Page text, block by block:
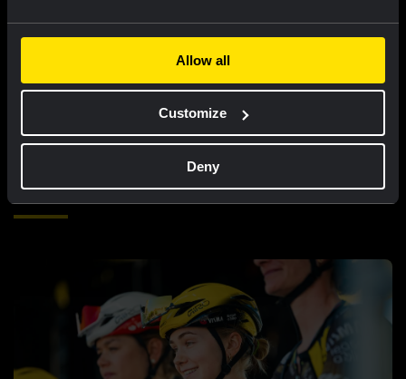
Allow all
Customize
Deny
LIVEBLOG|08 AUGUSTUS, 12:00
Liveblog Tour de France Femmes: zevende
Gerelateerde updates